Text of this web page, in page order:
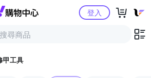
Yahoo購物中心登入
甲工具